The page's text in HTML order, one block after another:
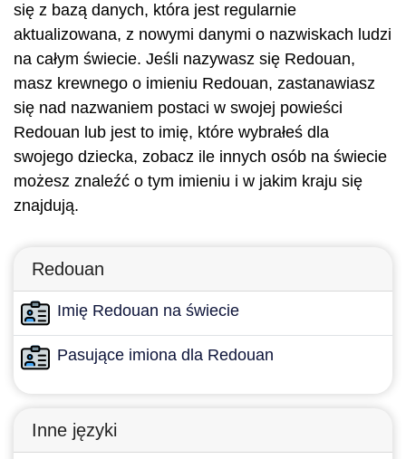
się z bazą danych, która jest regularnie
aktualizowana, z nowymi danymi o nazwiskach ludzi
na całym świecie. Jeśli nazywasz się Redouan,
masz krewnego o imieniu Redouan, zastanawiasz
się nad nazwaniem postaci w swojej powieści
Redouan lub jest to imię, które wybrałeś dla
swojego dziecka, zobacz ile innych osób na świecie
możesz znaleźć o tym imieniu i w jakim kraju się
znajdują.
Redouan
Imię Redouan na świecie
Pasujące imiona dla Redouan
Inne języki